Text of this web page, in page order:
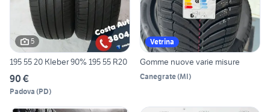
5
195 55 20 Kleber 90% 195 55 R20
90 €
Padova (PD)
Vetrina
Gomme nuove varie misure
Canegrate(MI)